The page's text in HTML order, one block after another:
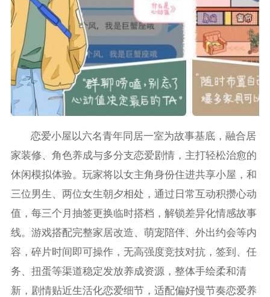
恋爱小屋以六名青年同居一室为故事基底，融合居
家装修、角色养成与多分支恋爱剧情，主打轻松治愈的
休闲模拟体验。玩家将以女主角身份住进共享小屋，和
三位男生、两位女生朝夕相处，通过日常互动积攒心动
值，每三个月抽签更换临时搭档，解锁差异化情感故事
线。游戏搭配完整家居改造、萌宠陪伴、外出约会等内
容，碎片时间即可操作，无高强度竞技对抗，签到、任
务、扭蛋等渠道稳定发放养成资源，整体手绘柔和清
新，剧情贴近生活化恋爱细节，适配偏好慢节奏恋爱养